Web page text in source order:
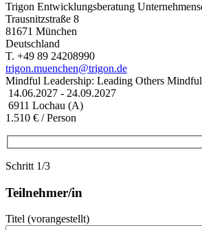
Trigon Entwicklungsberatung
Trausnitzstraße 8
81671 München
Deutschland
T. +49 89 24208990
trigon.muenchen@trigon.de
Mindful Leadership: Leading Others
14.06.2027 - 24.09.2027
6911 Lochau (A)
1.510 € / Person
Schritt 1/3
Teilnehmer/in
Titel (vorangestellt)